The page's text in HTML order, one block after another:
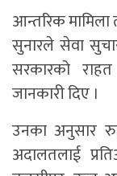
आन्तरिक
सुनारले सेवा
सरकारको
जानकारी दिए ।
उनका अनुसार
अदालतलाई